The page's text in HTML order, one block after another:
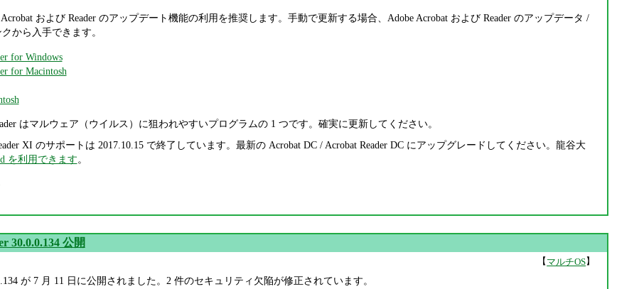
および Reader のアップデート機能の利用を推奨します。手動で更新する場合、Adobe Acrobat および Reader のアップデータ /
から入手できます。
for Windows
for Macintosh
はマルウェア（ウイルス）に狙われやすいプログラムの 1 つです。確実に更新してください。
XI のサポートは 2017.10.15 で終了しています。最新の Acrobat DC / Acrobat Reader DC にアップグレードしてください。龍谷大
を利用できます。
30.0.0.134 公開
【 マルチOS】
が 7 月 11 日に公開されました。2 件のセキュリティ欠陥が修正されています。